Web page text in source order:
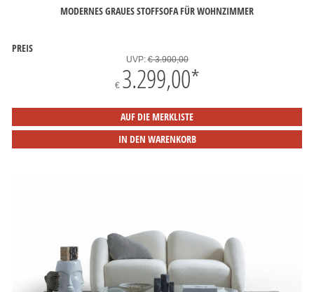
MODERNES GRAUES STOFFSOFA FÜR WOHNZIMMER
PREIS
UVP:€ 3.900,00
€ 3.299,00*
AUF DIE MERKLISTE
IN DEN WARENKORB